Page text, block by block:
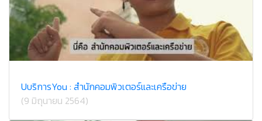
U​บริการ​You : สำนักคอม​พิวเตอร์​และ​เครือข่าย
(9 มิถุนายน 2564)